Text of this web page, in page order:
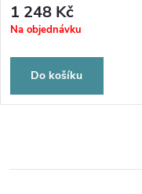
1 248 Kč
Na objednávku
Do košíku